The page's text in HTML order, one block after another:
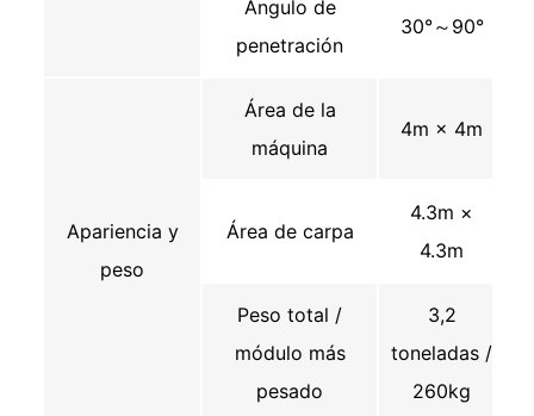
Ángulo de
penetración
30°～90°
Apariencia y
peso
Área de la
máquina
4m × 4m
Área de carpa
4.3m ×
4.3m
Peso total /
módulo más
pesado
3,2
toneladas /
260kg